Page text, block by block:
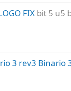
FIX bit 5 u5
3 rev3 Binario